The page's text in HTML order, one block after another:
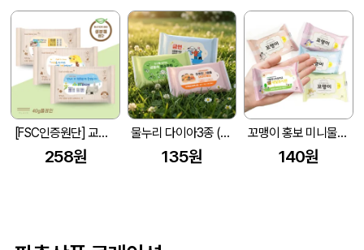
[FSC인증원단] 교회전도 3종 생분해 물티슈 (10매/15매/20매)
258원
물누리 다이아3종 (무광) 물티슈 10매/15매/20매
135원
꼬맹이 홍보 미니물티슈 10매
140원